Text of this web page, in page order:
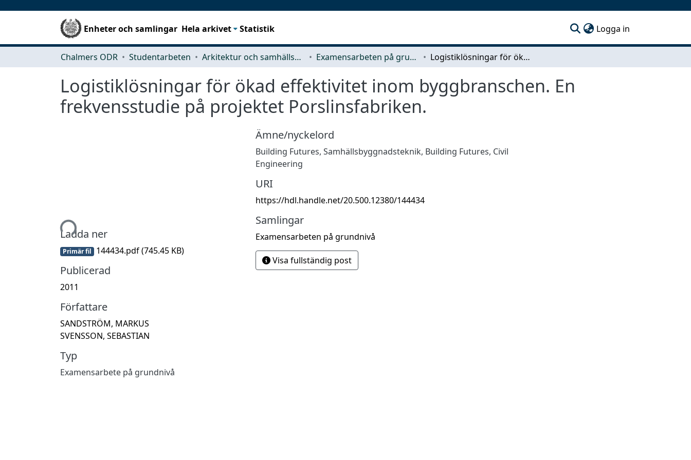
Enheter och samlingar Hela arkivet Statistik Logga in
Chalmers ODR Studentarbeten Arkitektur och samhällsbyggnadsteknik (ACE) Examensarbeten på grundnivå Logistiklösningar för ökad effektivitet inom byggbranschen. En frekvensstudie på projektet Porslinsfabriken.
Logistiklösningar för ökad effektivitet inom byggbranschen. En
frekvensstudie på projektet Porslinsfabriken.
Hämtar...
Ladda ner
Primär fil 144434.pdf(745.45 KB)
Publicerad
2011
Författare
SANDSTRÖM, MARKUS
SVENSSON, SEBASTIAN
Typ
Examensarbete på grundnivå
Ämne/nyckelord
Building Futures, Samhällsbyggnadsteknik, Building Futures, Civil
Engineering
URI
https://hdl.handle.net/20.500.12380/144434
Samlingar
Examensarbeten på grundnivå
Visa fullständig post